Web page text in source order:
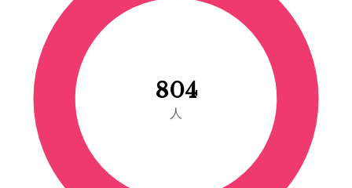
804
人